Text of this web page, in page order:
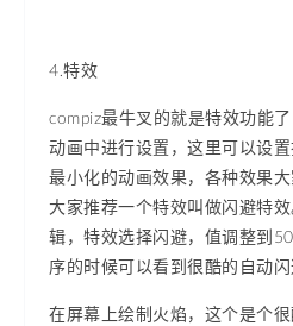
4.特效
compiz最牛叉的就是特效功能
动画中进行设置，这里可以设
最小化的动画效果，各种效果
大家推荐一个特效叫做闪避特
辑，特效选择闪避，值调整到
序的时候可以看到很酷的自动闪
在屏幕上绘制火焰，这个是个